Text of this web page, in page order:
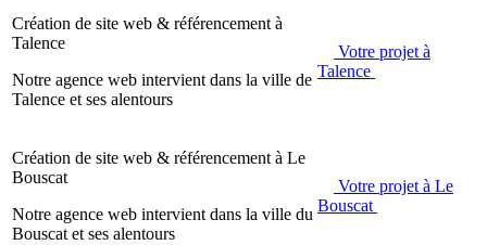
Création de site web & référencement à
Talence
Notre agence web intervient dans la ville de
Talence et ses alentours
Votre projet à
Talence
Création de site web & référencement à Le
Bouscat
Notre agence web intervient dans la ville du
Bouscat et ses alentours
Votre projet à Le
Bouscat